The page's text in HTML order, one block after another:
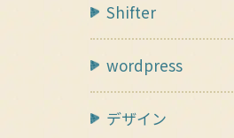
Shifter
wordpress
デザイン